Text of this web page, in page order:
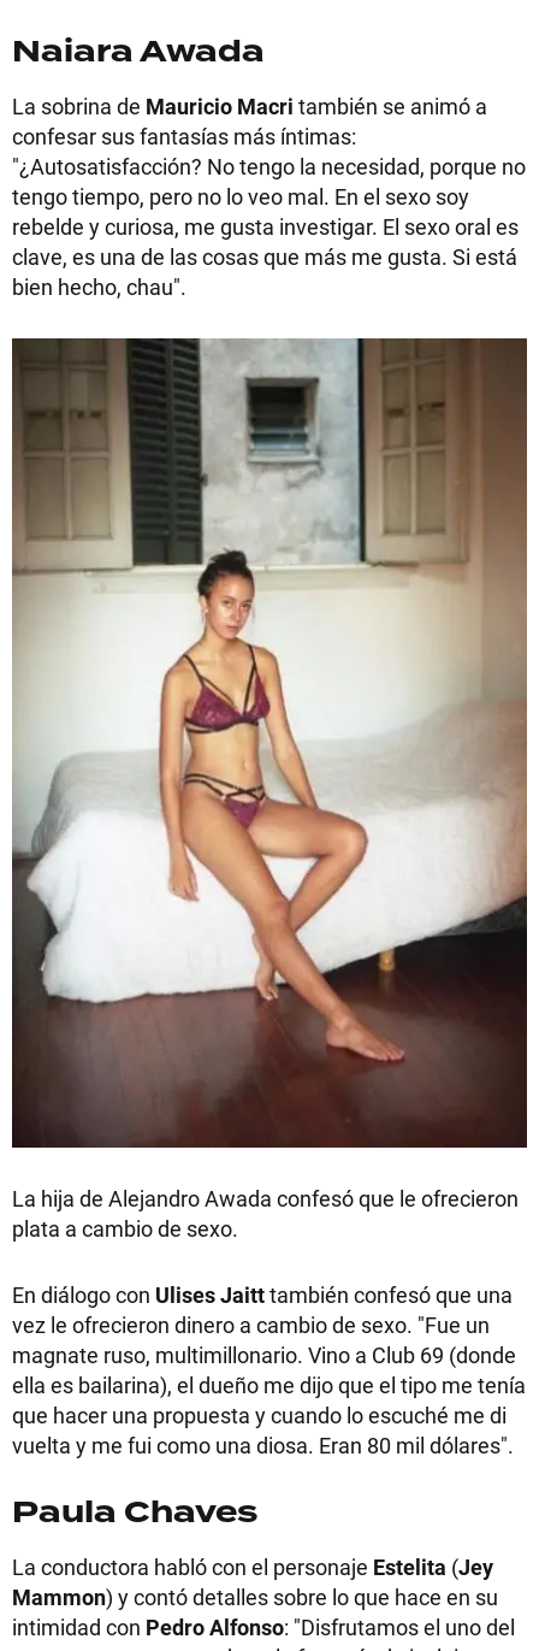
Naiara Awada
La sobrina de Mauricio Macri también se animó a
confesar sus fantasías más íntimas:
"¿Autosatisfacción? No tengo la necesidad, porque no
tengo tiempo, pero no lo veo mal. En el sexo soy
rebelde y curiosa, me gusta investigar. El sexo oral es
clave, es una de las cosas que más me gusta. Si está
bien hecho, chau".
La hija de Alejandro Awada confesó que le ofrecieron
plata a cambio de sexo.
En diálogo con Ulises Jaitttambién confesó que una
vez le ofrecieron dinero a cambio de sexo. "Fue un
magnate ruso, multimillonario. Vino a Club 69 (donde
ella es bailarina), el dueño me dijo que el tipo me tenía
que hacer una propuesta y cuando lo escuché me di
vuelta y me fui como una diosa. Eran 80 mil dólares".
Paula Chaves
La conductora habló con el personaje Estelita (Jey
Mammon) y contó detalles sobre lo que hace en su
intimidad con Pedro Alfonso: "Disfrutamos el uno del